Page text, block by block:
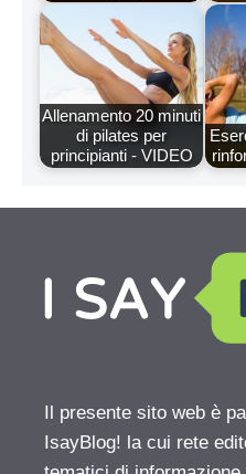
Allenamento 20 minuti
di pilates per
principianti - VIDEO
Il presente sito web è
IsayBlog! la cui rete